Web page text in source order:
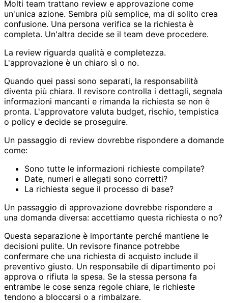
Molti team trattano review e approvazione come
un'unica azione. Sembra più semplice, ma di solito crea
confusione. Una persona verifica se la richiesta è
completa. Un'altra decide se il team deve procedere.
La review riguarda qualità e completezza.
L'approvazione è un chiaro sì o no.
Quando quei passi sono separati, la responsabilità
diventa più chiara. Il revisore controlla i dettagli, segnala
informazioni mancanti e rimanda la richiesta se non è
pronta. L'approvatore valuta budget, rischio, tempistica
o policy e decide se proseguire.
Un passaggio di review dovrebbe rispondere a domande
come:
Sono tutte le informazioni richieste compilate?
Date, numeri e allegati sono corretti?
La richiesta segue il processo di base?
Un passaggio di approvazione dovrebbe rispondere a
una domanda diversa: accettiamo questa richiesta o no?
Questa separazione è importante perché mantiene le
decisioni pulite. Un revisore finance potrebbe
confermare che una richiesta di acquisto include il
preventivo giusto. Un responsabile di dipartimento poi
approva o rifiuta la spesa. Se la stessa persona fa
entrambe le cose senza regole chiare, le richieste
tendono a bloccarsi o a rimbalzare.